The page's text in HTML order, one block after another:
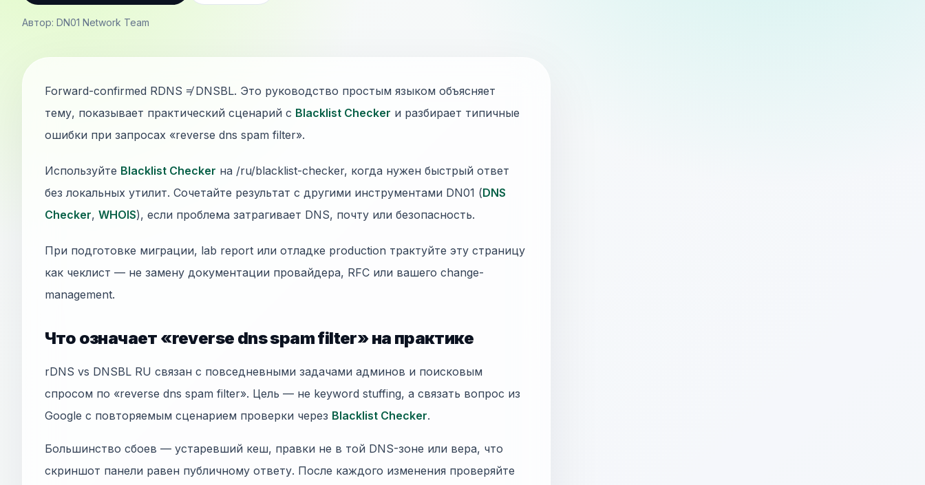
Автор: DN01 Network Team
Forward-confirmed RDNS ≠ DNSBL. Это руководство простым языком объясняет
тему, показывает практический сценарий с Blacklist Checker и разбирает типичные
ошибки при запросах «reverse dns spam filter».
Используйте Blacklist Checker на /ru/blacklist-checker, когда нужен быстрый ответ
без локальных утилит. Сочетайте результат с другими инструментами DN01 (DNS
Checker, WHOIS), если проблема затрагивает DNS, почту или безопасность.
При подготовке миграции, lab report или отладке production трактуйте эту страницу
как чеклист — не замену документации провайдера, RFC или вашего change-
management.
Что означает «reverse dns spam filter» на практике
rDNS vs DNSBL RU связан с повседневными задачами админов и поисковым
спросом по «reverse dns spam filter». Цель — не keyword stuffing, а связать вопрос из
Google с повторяемым сценарием проверки через Blacklist Checker.
Большинство сбоев — устаревший кеш, правки не в той DNS-зоне или вера, что
скриншот панели равен публичному ответу. После каждого изменения проверяйте